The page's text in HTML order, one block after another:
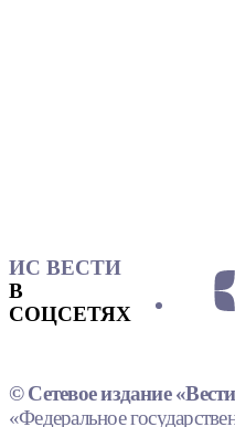
ИС ВЕСТИ
В
СОЦСЕТЯХ
© Сетевое издание
«Федеральное